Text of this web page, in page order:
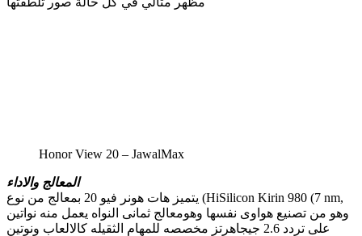
Honor View 20 – JawalMax
المعالج والاداء
يتميز هات هونر فيو 20 بمعالج من نوع (HiSilicon Kirin 980 (7 nm,
وهو من تصنيع هواوى نفسها وهومعالج ثمانى النواه يعمل منه نواتين
على تردد 2.6 جيجاهرتز مخصصه للمهام الثقيله كالالعاب ونوتين